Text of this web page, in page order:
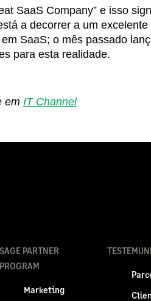
SaaS Company” e isso
a decorrer a um
SaaS; o mês passado
para esta realidade.
em IT Channel
SAGE PARTNER
PROGRAM
Marketing